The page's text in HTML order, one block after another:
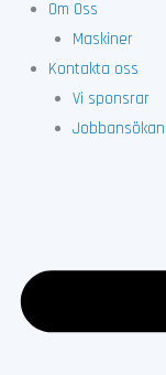
Om Oss
Maskiner
Kontakta oss
Vi sponsrar
Jobbansökan